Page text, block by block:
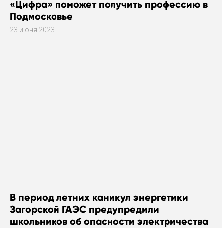
«Цифра» поможет получить профессию в
Подмосковье
23 июня 2023
В период летних каникул энергетики
Загорской ГАЭС предупредили
школьников об опасности электричества